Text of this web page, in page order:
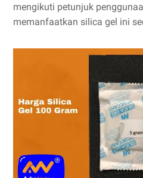
mengikuti petunjuk
memanfaatkan silica gel ini